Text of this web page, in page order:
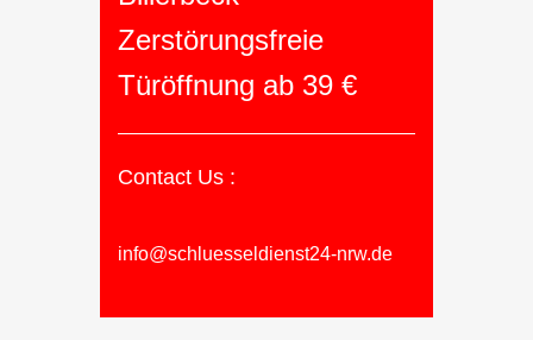
Zerstörungsfreie
Türöffnung ab 39 €
Contact Us :
info@schluesseldienst24-nrw.de